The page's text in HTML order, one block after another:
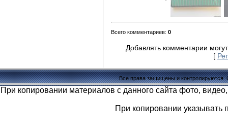
Всего комментариев: 0
Добавлять комментарии
[
Все права защищены и контролируются
При копировании материалов с данного сайта фото,
При копировании